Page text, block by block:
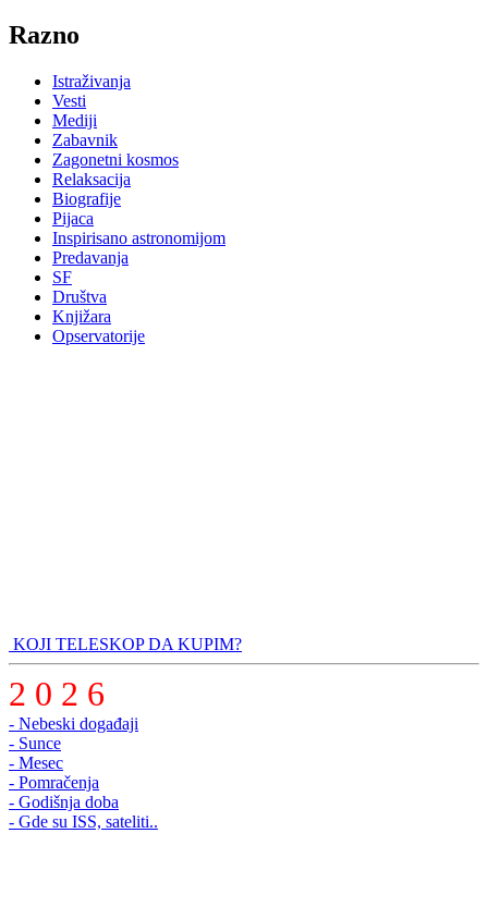
Razno
Istraživanja
Vesti
Mediji
Zabavnik
Zagonetni kosmos
Relaksacija
Biografije
Pijaca
Inspirisano astronomijom
Predavanja
SF
Društva
Knjižara
Opservatorije
KOJI TELESKOP DA KUPIM?
2 0 2 6
- Nebeski događaji
- Sunce
- Mesec
- Pomračenja
- Godišnja doba
- Gde su ISS, sateliti..